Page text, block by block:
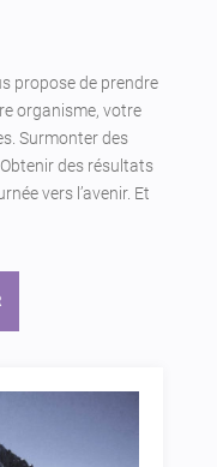
propose de prendre
organisme, votre
Surmonter des
des résultats
vers l’avenir. Et